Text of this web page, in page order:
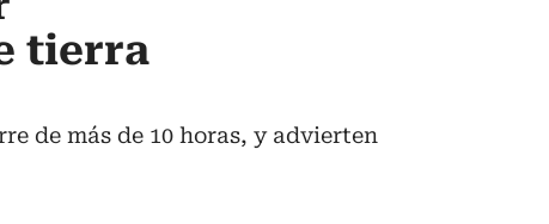
tierra
de más de 10 horas, y advierten